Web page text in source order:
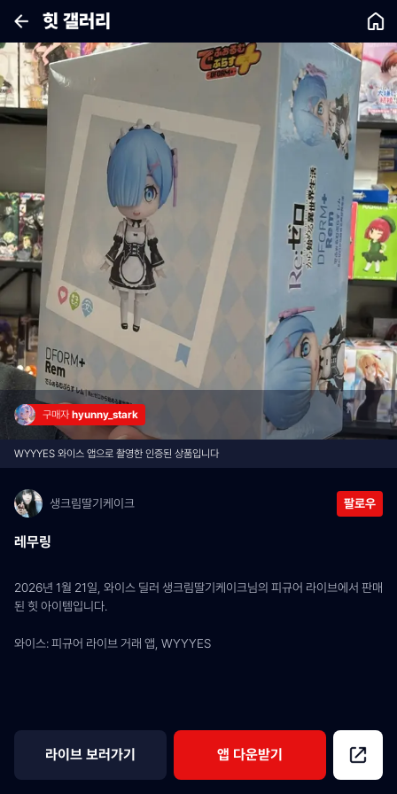
힛 갤러리
구매자 hyunny_stark
WYYYES 와이스 앱으로 촬영한 인증된 상품입니다
생크림딸기케이크 팔로우
레무링
2026년 1월 21일, 와이스 딜러 생크림딸기케이크님의 피규어 라이브에서 판매
된 힛 아이템입니다.
와이스: 피규어 라이브 거래 앱, WYYYES
라이브 보러가기 앱 다운받기